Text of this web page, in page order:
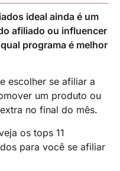
ideal ainda é um
afiliado ou influencer
programa é melhor
escolher se afiliar a
um produto ou
no final do mês.
os tops 11
para você se afiliar